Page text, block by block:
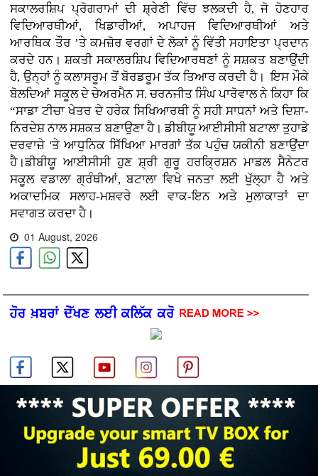
ਸਕਾਲਰਸ਼ਿਪ ਪ੍ਰੋਗਰਾਮਾਂ ਦੀ ਸ਼੍ਰੇਣੀ ਵਿੱਚ ਝਲਕਦੀ ਹੈ, ਜੋ ਹੋਣਹਾਰ
ਵਿਦਿਆਰਥੀਆਂ, ਖਿਡਾਰੀਆਂ, ਅਪਾਹਜ ਵਿਦਿਆਰਥੀਆਂ ਅਤੇ
ਆਰਥਿਕ ਤੌਰ ’ਤੇ ਕਮਜ਼ੋਰ ਵਰਗਾਂ ਦੇ ਲੋਕਾਂ ਨੂੰ ਵਿੱਤੀ ਸਹਾਇਤਾ ਪ੍ਰਦਾਨ
ਕਰਦੇ ਹਨ। ਸ਼ਕਤੀ ਸਕਾਲਰਸ਼ਿਪ ਵਿਦਿਆਰਥਣਾਂ ਨੂੰ ਸਸ਼ਕਤ ਬਣਾਉਂਦੀ
ਹੈ, ਉਨ੍ਹਾਂ ਨੂੰ ਕਲਾਸਰੂਮ ਤੋਂ ਬੋਰਡਰੂਮ ਤੱਕ ਤਿਆਰ ਕਰਦੀ ਹੈ। ਇਸ ਮੌਕੇ
ਬੋਲਦਿਆਂ ਸਕੂਲ ਦੇ ਚੇਅਰਮੈਨ ਸ. ਚਰਨਜੀਤ ਸਿੰਘ ਪਾਰੋਵਾਲ ਨੇ ਕਿਹਾ ਕਿ
“ਸਾਡਾ ਟੀਚਾ ਖੇਤਰ ਦੇ ਹਰੇਕ ਸਿਖਿਆਰਥੀ ਨੂੰ ਸਹੀ ਸਾਧਨਾਂ ਅਤੇ ਦਿਸ਼ਾ-
ਨਿਰਦੇਸ਼ ਨਾਲ ਸਸ਼ਕਤ ਬਣਾਉਣਾ ਹੈ। ਡੀਬੀਯੂ ਆਈਸੀਸੀ ਬਟਾਲਾ ਤੁਹਾਡੇ
ਦਰਵਾਜ਼ੇ 'ਤੇ ਆਧੁਨਿਕ ਸਿੱਖਿਆ ਮਾਰਗਾਂ ਤੱਕ ਪਹੁੰਚ ਯਕੀਨੀ ਬਣਾਉਂਦਾ
ਹੈ।ਡੀਬੀਯੂ ਆਈਸੀਸੀ ਹੁਣ ਸ਼੍ਰੀ ਗੁਰੂ ਹਰਕ੍ਰਿਸ਼ਨ ਮਾਡਲ ਸੈਨੇਟਰ
ਸਕੂਲ ਵਡਾਲਾ ਗ੍ਰੰਥੀਆਂ, ਬਟਾਲਾ ਵਿਖੇ ਜਨਤਾ ਲਈ ਖੁੱਲ੍ਹਾ ਹੈ ਅਤੇ
ਅਕਾਦਮਿਕ ਸਲਾਹ-ਮਸ਼ਵਰੇ ਲਈ ਵਾਕ-ਇਨ ਅਤੇ ਮੁਲਾਕਾਤਾਂ ਦਾ
ਸਵਾਗਤ ਕਰਦਾ ਹੈ।
01 August, 2026